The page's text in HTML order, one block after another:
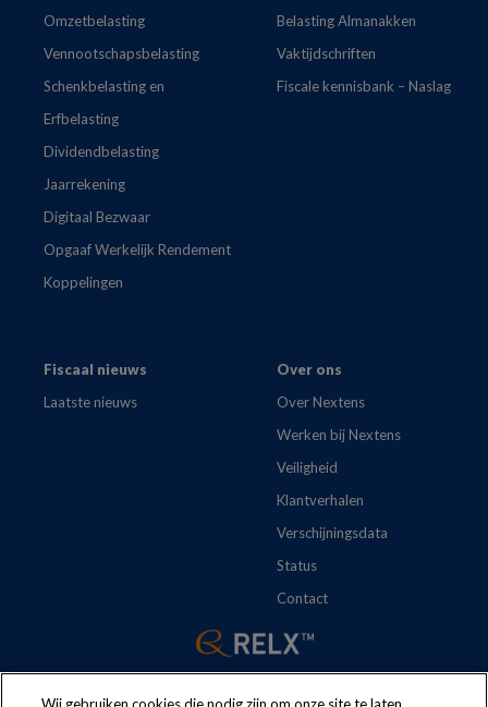
Omzetbelasting
Vennootschapsbelasting
Schenkbelasting en
Erfbelasting
Dividendbelasting
Jaarrekening
Digitaal Bezwaar
Opgaaf Werkelijk Rendement
Koppelingen
Belasting Almanakken
Vaktijdschriften
Fiscale kennisbank – Naslag
Fiscaal nieuws
Laatste nieuws
Over ons
Over Nextens
Werken bij Nextens
Veiligheid
Klantverhalen
Verschijningsdata
Status
Contact